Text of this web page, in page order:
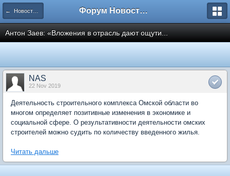
← Новости рынка недвижимости Форум Новостройки
Антон Заев: «Вложения в отрасль дают ощути...
NAS
22 Nov 2019
Деятельность строительного комплекса Омской области во
многом определяет позитивные изменения в экономике и
социальной сфере. О результативности деятельности омских
строителей можно судить по количеству введенного жилья.
Читать дальше